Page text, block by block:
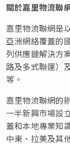
關於嘉里物流聯
嘉里物流聯網是
亞洲網絡覆蓋的
列供應鏈解決方
路及多式聯運）
等。
嘉里物流聯網的
一半新興市場設
蓋和本地專業知
中東、拉美及其